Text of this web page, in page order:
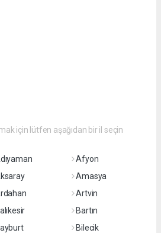
için lütfen aşağıdan bir il seçin
Afyon
Amasya
Artvin
Bartın
Bilecik